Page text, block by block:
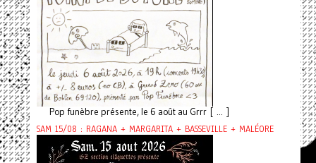
Pop funèbre présente, le 6 août au Grrr [ ... ]
SAM 15/08 : RAGANA + MARGARITA + BASSEVILLE + MALÉORE